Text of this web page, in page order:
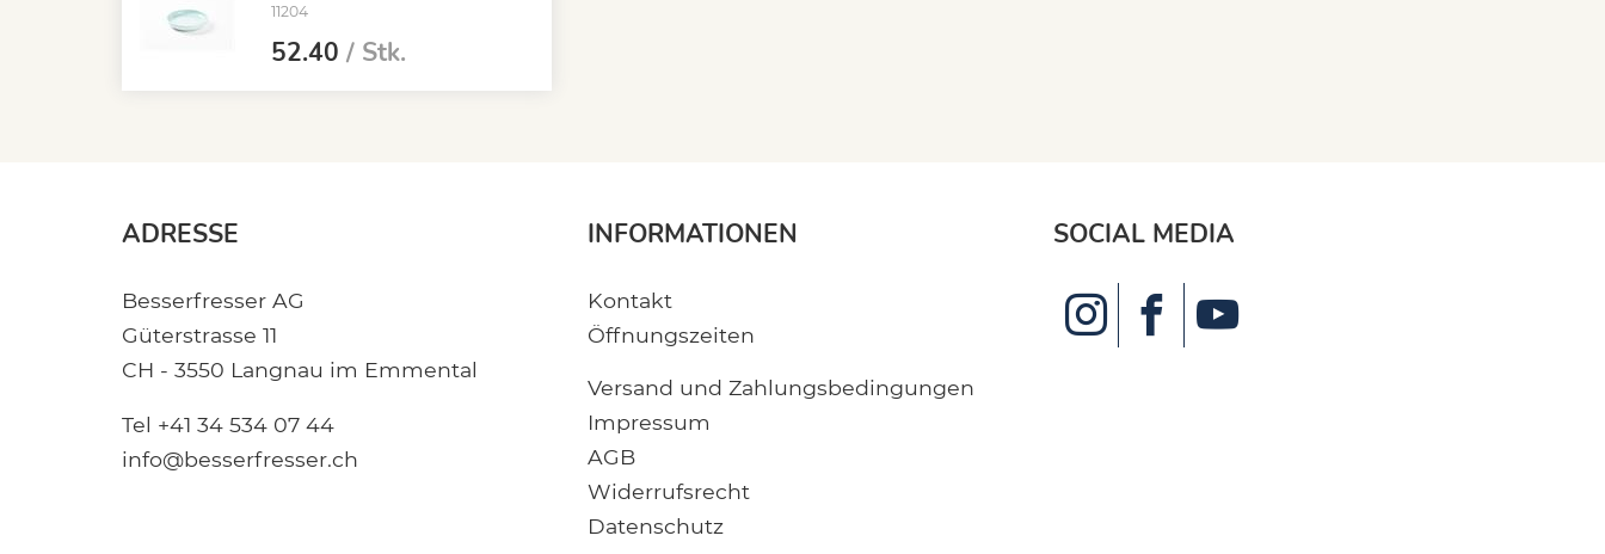
11204
52.40 / Stk.
ADRESSE
Besserfresser AG
Güterstrasse 11
CH - 3550 Langnau im Emmental
Tel +41 34 534 07 44
info@besserfresser.ch
INFORMATIONEN
Kontakt
Öffnungszeiten
Versand und Zahlungsbedingungen
Impressum
AGB
Widerrufsrecht
Datenschutz
SOCIAL MEDIA